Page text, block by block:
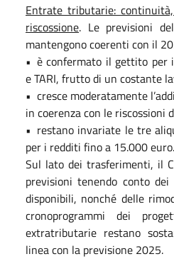
Entrate tributarie:
riscossione. Le previsioni
mantengono coerenti con il
• è confermato il gettito per
e TARI, frutto di un costante
• cresce moderatamente
in coerenza con le riscossioni
• restano invariate le tre
per i redditi fino a 15.000 euro.
Sul lato dei trasferimenti, il
previsioni tenendo conto
disponibili, nonché delle
cronoprogrammi dei
extratributarie restano
linea con la previsione 2025.